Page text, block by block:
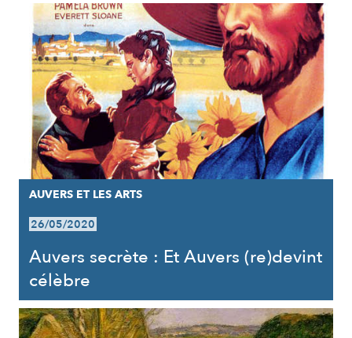
AUVERS ET LES ARTS
26/05/2020
Auvers secrète : Et Auvers (re)devint
célèbre